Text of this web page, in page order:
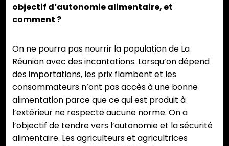
objectif d’autonomie alimentaire, et
comment ?
On ne pourra pas nourrir la population de La
Réunion avec des incantations. Lorsqu’on dépend
des importations, les prix flambent et les
consommateurs n’ont pas accès à une bonne
alimentation parce que ce qui est produit à
l’extérieur ne respecte aucune norme. On a
l’objectif de tendre vers l’autonomie et la sécurité
alimentaire. Les agriculteurs et agricultrices